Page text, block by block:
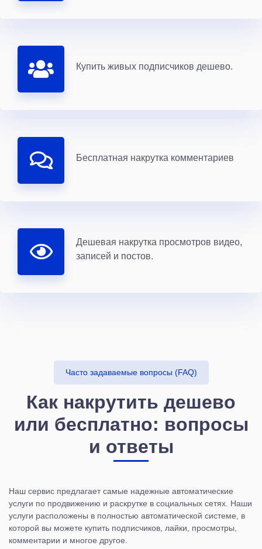
Купить живых подписчиков дешево.
Бесплатная накрутка комментариев
Дешевая накрутка просмотров видео,
записей и постов.
Часто задаваемые вопросы (FAQ)
Как накрутить дешево
или бесплатно: вопросы
и ответы
Наш сервис предлагает самые надежные автоматические
услуги по продвижению и раскрутке в социальных сетях. Наши
услуги расположены в полностью автоматической системе, в
которой вы можете купить подписчиков, лайки, просмотры,
комментарии и многое другое.